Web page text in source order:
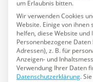
Wir verwenden Cookies
Website. Einige von ihnen
helfen, diese Website
Personenbezogene Daten
Adressen), z. B. für
Anzeigen- und
Verwendung Ihrer Daten
Datenschutzerklärung.
Einstellungenwiderrufen